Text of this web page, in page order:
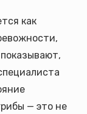
как
— это не